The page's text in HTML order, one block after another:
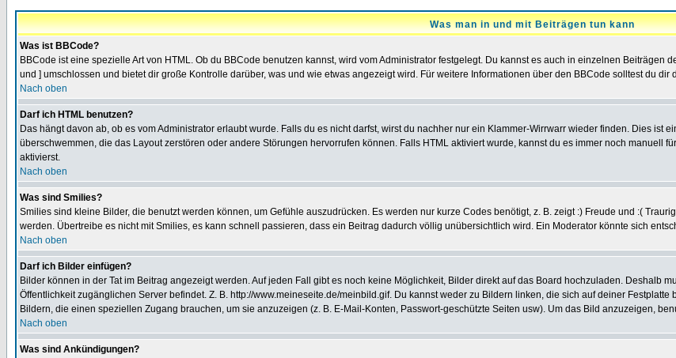
Was man in und mit Beiträgen tun kann
Was ist BBCode?
BBCode ist eine spezielle Art von HTML. Ob du BBCode benutzen kannst, wird vom Administrator festgelegt. Du kannst es auch in einzelnen
und ] umschlossen und bietet dir große Kontrolle darüber, was und wie etwas angezeigt wird. Für weitere Informationen über den BBCode solltest du
Nach oben
Darf ich HTML benutzen?
Das hängt davon ab, ob es vom Administrator erlaubt wurde. Falls du es nicht darfst, wirst du nachher nur ein Klammer-Wirrwarr wieder finden. Dies ist
überschwemmen, die das Layout zerstören oder andere Störungen hervorrufen können. Falls HTML aktiviert wurde, kannst du es immer noch manuell
aktivierst.
Nach oben
Was sind Smilies?
Smilies sind kleine Bilder, die benutzt werden können, um Gefühle auszudrücken. Es werden nur kurze Codes benötigt, z. B. zeigt :) Freude und :(
werden. Übertreibe es nicht mit Smilies, es kann schnell passieren, dass ein Beitrag dadurch völlig unübersichtlich wird. Ein Moderator könnte sich
Nach oben
Darf ich Bilder einfügen?
Bilder können in der Tat im Beitrag angezeigt werden. Auf jeden Fall gibt es noch keine Möglichkeit, Bilder direkt auf das Board hochzuladen. Deshalb
Öffentlichkeit zugänglichen Server befindet. Z. B. http://www.meineseite.de/meinbild.gif. Du kannst weder zu Bildern linken, die sich auf deiner
Bildern, die einen speziellen Zugang brauchen, um sie anzuzeigen (z. B. E-Mail-Konten, Passwort-geschützte Seiten usw). Um das Bild anzuzeigen,
Nach oben
Was sind Ankündigungen?